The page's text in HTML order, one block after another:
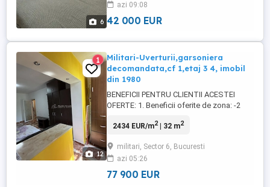
6
azi 09:08
42 000 EUR
12
1
Militari-Uverturii,garsoniera
decomandata,cf 1,etaj 3 4, imobil
din 1980
BENEFICII PENTRU CLIENTII ACESTEI
OFERTE: 1. Beneficii oferite de zona: -2
minute Lidl -7 minute distanta de
statia STB 2. Beneficii tehnice ale ofertei: -
garsoniera este amplasata in imobil de 4
etaje ,construit in ...
2434 EUR/m2| 32 m2
militari, Sector 6, Bucuresti
azi 05:26
77 900 EUR